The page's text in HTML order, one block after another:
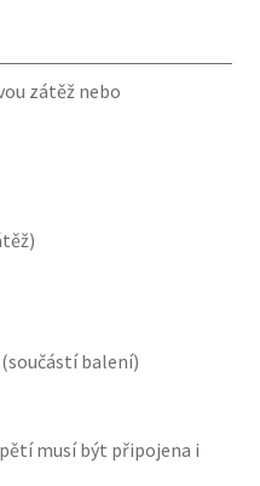
zátěž nebo
balení)
musí být připojena i